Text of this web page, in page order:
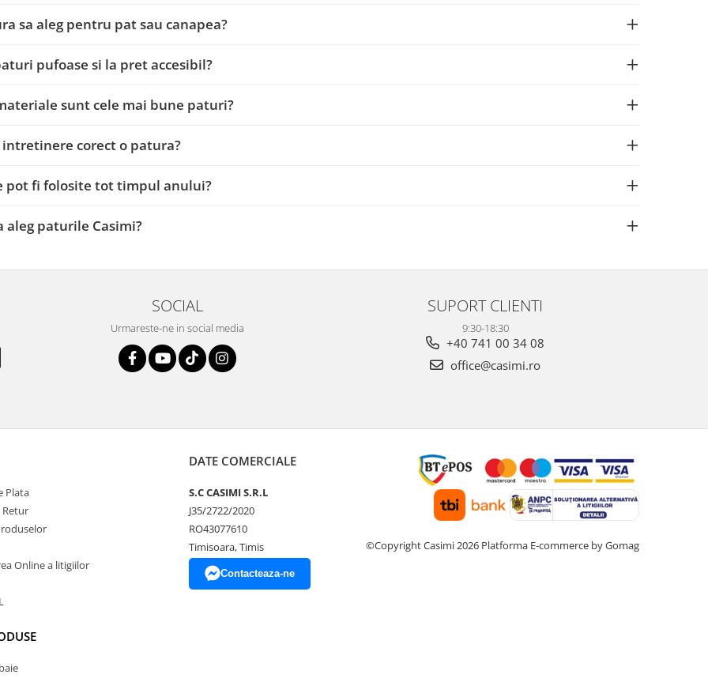
sa aleg pentru pat sau canapea?
pufoase si la pret accesibil?
sunt cele mai bune paturi?
intretinere corect o patura?
pot fi folosite tot timpul anului?
aleg paturile Casimi?
SOCIAL
Urmareste-ne in social media
SUPORT CLIENTI
9:30-18:30
+40 741 00 34 08
office@casimi.ro
Plata
Retur
Online a litigiilor
DATE COMERCIALE
S.C CASIMI S.R.L
J35/2722/2020
RO43077610
Timisoara, Timis
Contacteaza-ne
©Copyright Casimi 2026 Platforma E-commerce by Gomag